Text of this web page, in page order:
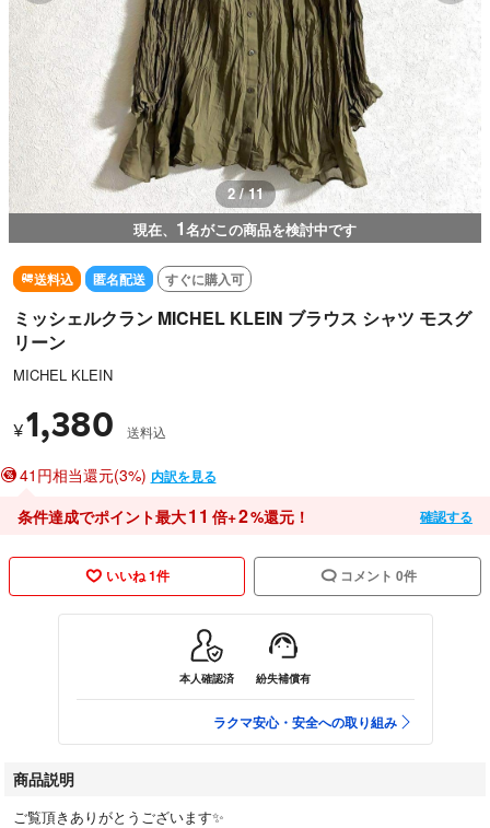
3 / 11
現在、 1名がこの商品を検討中です
送料込 匿名配送 すぐに購入可
ミッシェルクラン MICHEL KLEIN ブラウス シャツ モスグ
リーン
MICHEL KLEIN
¥1,380 送料込
41円相当還元(3%) 内訳を見る
条件達成でポイント最大11 倍+2%還元！ 確認する
いいね 1件 コメント 0件
本人確認済 紛失補償有
ラクマ安心・安全への取り組み
商品説明
ご覧頂きありがとうございます✨